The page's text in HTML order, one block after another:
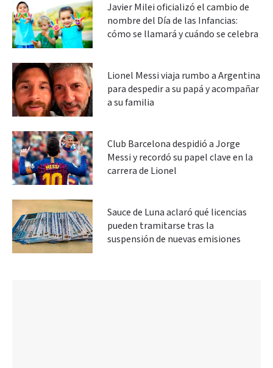
Javier Milei oficializó el cambio de
nombre del Día de las Infancias:
cómo se llamará y cuándo se celebra
Lionel Messi viaja rumbo a Argentina
para despedir a su papá y acompañar
a su familia
Club Barcelona despidió a Jorge
Messi y recordó su papel clave en la
carrera de Lionel
Sauce de Luna aclaró qué licencias
pueden tramitarse tras la
suspensión de nuevas emisiones